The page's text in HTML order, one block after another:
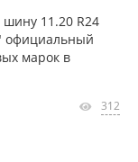
11.20 R24
официальный
марок в
312